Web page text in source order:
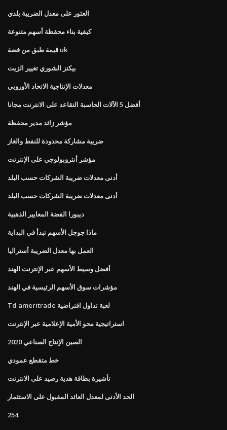
العثور على معدل الضريبة بلدي
كيفية بناء محفظة أسهم متنوعة
قيمة طبق من فضة uk
بيكنز الشوري تغيير الزيت
معدلات الإنتاجية الاتحاد الأوروبي
أفضل 5 الآلات الحاسبة التقاعد على الانترنت مجانا
مؤشر زائد مدير محفظة
ضريبة مشاركة محدودة للنفط والغاز
مؤشر أنثروبولوجي على الإنترنت
أدنى معدلات ضريبة الشركات حسب البلد
أدنى معدلات ضريبة الشركات حسب البلد
ديبورا الفضة المعايير الذهبية
ماذا جوجل الأسهم تبدأ في البداية
العمل بها معدل الضريبة أستراليا
أفضل وسيط الأسهم عبر الإنترنت الهند
مؤشرات سوق الأسهم الرئيسية في الهند
Td ameritrade لعبة تداول افتراضية
استراتيجية محو الأمية الإعلامية عبر الإنترنت
الصين الإنتاج الصناعي 2020
خط متقطع عمودي
تأشيرة بطاقة هدية رصيد على الانترنت
الحد الأدنى لمعدل العائد المقبول على الاستثمار
254